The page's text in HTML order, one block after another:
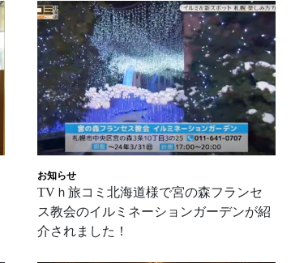
お知らせ
TVｈ旅コミ北海道様で宮の森フランセ
ス教会のイルミネーションガーデンが紹
介されました！